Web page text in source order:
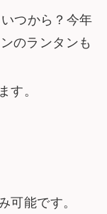
す。
可能です。